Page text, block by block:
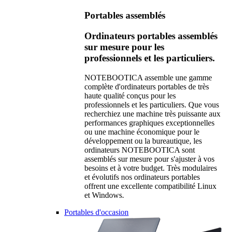
Portables assemblés
Ordinateurs portables assemblés
sur mesure pour les
professionnels et les particuliers.
NOTEBOOTICA assemble une gamme
complète d'ordinateurs portables de très
haute qualité conçus pour les
professionnels et les particuliers. Que vous
recherchiez une machine très puissante aux
performances graphiques exceptionnelles
ou une machine économique pour le
développement ou la bureautique, les
ordinateurs NOTEBOOTICA sont
assemblés sur mesure pour s'ajuster à vos
besoins et à votre budget. Très modulaires
et évolutifs nos ordinateurs portables
offrent une excellente compatibilité Linux
et Windows.
Portables d'occasion